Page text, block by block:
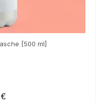
[500 ml]
€